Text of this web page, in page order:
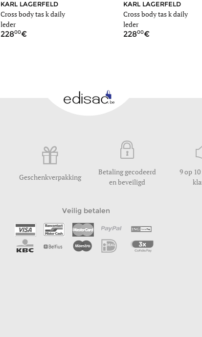
KARL LAGERFELD
Cross body tas k daily
leder
22800
KARL LAGERFELD
Cross body tas k daily
leder
22800
Geschenkverpakking
Betaling gecodeerd
en beveiligd
9 op
Veilig betalen